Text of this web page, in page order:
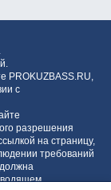
PROKUZBASS.RU,
с
разрешения
на страницу,
требований